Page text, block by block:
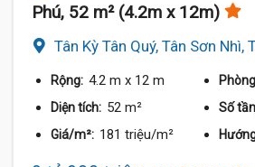
Phú, 52 m² (4.2m x 12m)
Tân Kỳ Tân Quý, Tân Sơn Nhì,
Rộng: 4.2 m x 12 m
Diện tích: 52 m² Số
Giá/m²: 181 triệu/m²